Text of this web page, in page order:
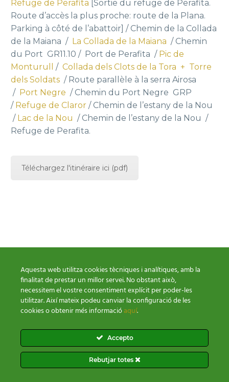
Refuge de Perafita [Sortie du refuge de Perafita.
Route d’accès la plus proche: route de la Plana.
Parking à côté de l’abattoir] / Chemin de la Collada
de la Maiana / La Collada de la Maiana / Chemin
du Port GR11.10 / Port de Perafita / Pic de
Monturull
/ Collada dels Clots de la Tora + Torre
dels Soldats / Route parallèle à la serra Airosa
/ Port Negre / Chemin du Port Negre GRP
/ Refuge de Claror / Chemin de l’estany de la Nou
/ Lac de la Nou / Chemin de l’estany de la Nou /
Refuge de Perafita.
Téléchargez l'itinéraire ici (pdf)
Conditions paiement
Polítique Cookies
2026 © Vall del Madriu-Perafita-Claror
Aquesta web utilitza cookies tècniques i analítiques, amb la
finalitat de prestar un millor servei. No obstant això,
necessitem el vostre consentiment explícit per poder-les
utilitzar. Així mateix podeu canviar la configuració de les
cookies o obtenir més informacióaquí.
Accepto
Rebutjar totes